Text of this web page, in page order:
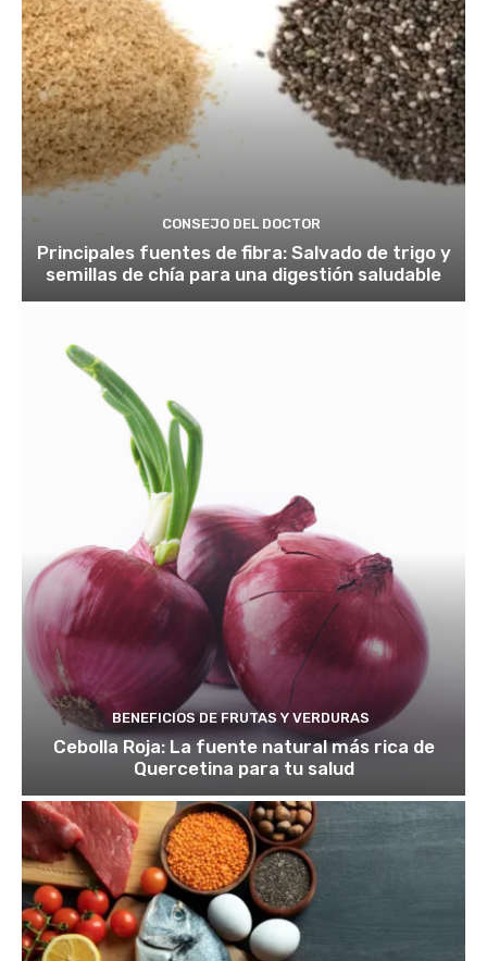
CONSEJO DEL DOCTOR
Principales fuentes de fibra: Salvado de trigo y
semillas de chía para una digestión saludable
BENEFICIOS DE FRUTAS Y VERDURAS
Cebolla Roja: La fuente natural más rica de
Quercetina para tu salud